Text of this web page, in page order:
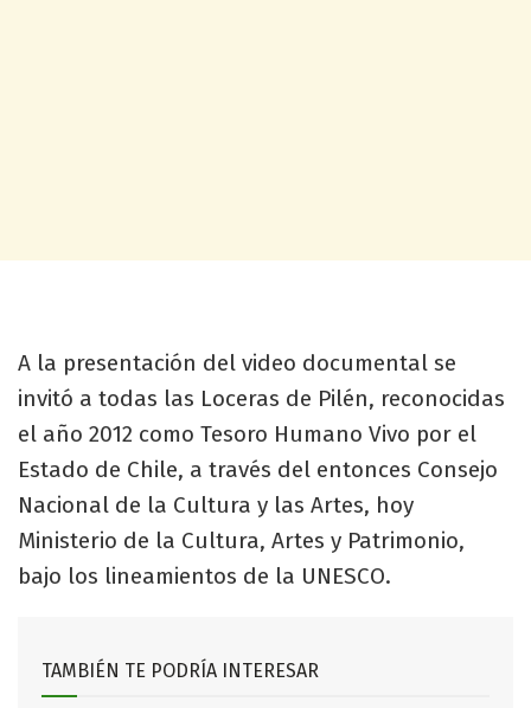
A la presentación del video documental se
invitó a todas las Loceras de Pilén, reconocidas
el año 2012 como Tesoro Humano Vivo por el
Estado de Chile, a través del entonces Consejo
Nacional de la Cultura y las Artes, hoy
Ministerio de la Cultura, Artes y Patrimonio,
bajo los lineamientos de la UNESCO.
TAMBIÉN TE PODRÍA INTERESAR